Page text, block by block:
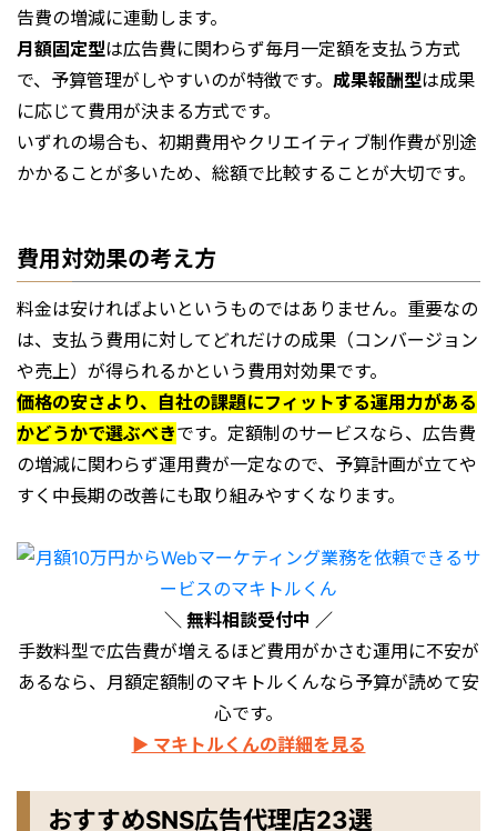
告費の増減に連動します。
月額固定型は広告費に関わらず毎月一定額を支払う方式
で、予算管理がしやすいのが特徴です。 成果報酬型は成果
に応じて費用が決まる方式です。
いずれの場合も、初期費用やクリエイティブ制作費が別途
かかることが多いため、総額で比較することが大切です。
費用対効果の考え方
料金は安ければよいというものではありません。重要なの
は、支払う費用に対してどれだけの成果（コンバージョン
や売上）が得られるかという費用対効果です。
価格の安さより、自社の課題にフィットする運用力がある
かどうかで選ぶべきです。定額制のサービスなら、広告費
の増減に関わらず運用費が一定なので、予算計画が立てや
すく中長期の改善にも取り組みやすくなります。
＼ 無料相談受付中 ／
手数料型で広告費が増えるほど費用がかさむ運用に不安が
あるなら、月額定額制のマキトルくんなら予算が読めて安
心です。
▶ マキトルくんの詳細を見る
おすすめSNS広告代理店23選